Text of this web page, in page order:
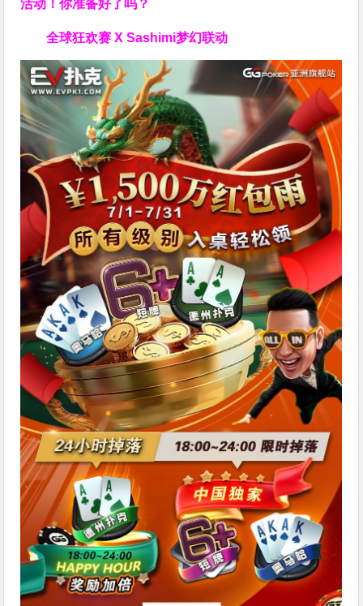
活动！你准备好了吗？
全球狂欢赛 X Sashimi梦幻联动